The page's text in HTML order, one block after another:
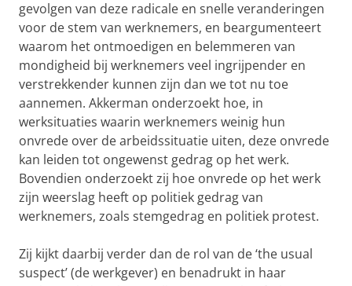
gevolgen van deze radicale en snelle veranderingen
voor de stem van werknemers, en beargumenteert
waarom het ontmoedigen en belemmeren van
mondigheid bij werknemers veel ingrijpender en
verstrekkender kunnen zijn dan we tot nu toe
aannemen. Akkerman onderzoekt hoe, in
werksituaties waarin werknemers weinig hun
onvrede over de arbeidssituatie uiten, deze onvrede
kan leiden tot ongewenst gedrag op het werk.
Bovendien onderzoekt zij hoe onvrede op het werk
zijn weerslag heeft op politiek gedrag van
werknemers, zoals stemgedrag en politiek protest.
Zij kijkt daarbij verder dan de rol van de ‘the usual
suspect’ (de werkgever) en benadrukt in haar